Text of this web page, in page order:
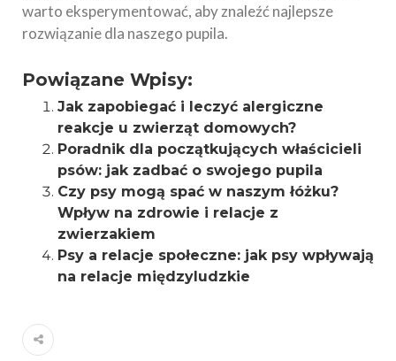
warto eksperymentować, aby znaleźć najlepsze
rozwiązanie dla naszego pupila.
Powiązane Wpisy:
Jak zapobiegać i leczyć alergiczne
reakcje u zwierząt domowych?
Poradnik dla początkujących właścicieli
psów: jak zadbać o swojego pupila
Czy psy mogą spać w naszym łóżku?
Wpływ na zdrowie i relacje z
zwierzakiem
Psy a relacje społeczne: jak psy wpływają
na relacje międzyludzkie